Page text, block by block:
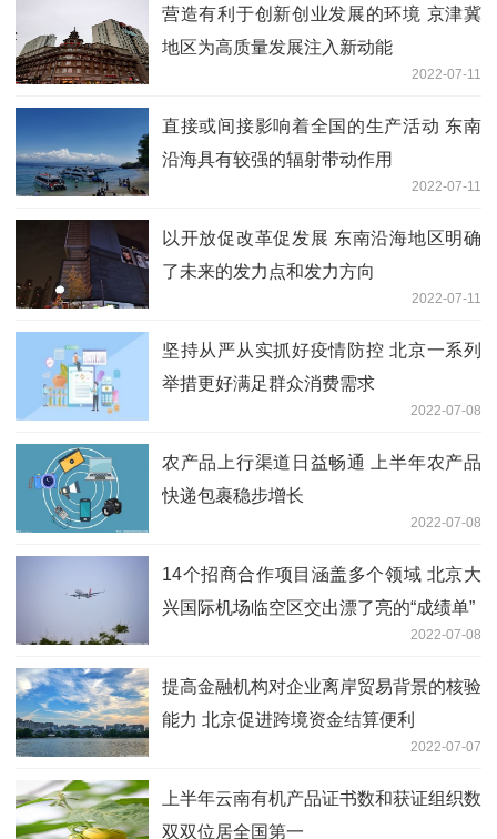
营造有利于创新创业发展的环境 京津冀
地区为高质量发展注入新动能
2022-07-11
直接或间接影响着全国的生产活动 东南
沿海具有较强的辐射带动作用
2022-07-11
以开放促改革促发展 东南沿海地区明确
了未来的发力点和发力方向
2022-07-11
坚持从严从实抓好疫情防控 北京一系列
举措更好满足群众消费需求
2022-07-08
农产品上行渠道日益畅通 上半年农产品
快递包裹稳步增长
2022-07-08
14个招商合作项目涵盖多个领域 北京大
兴国际机场临空区交出漂了亮的“成绩单”
2022-07-08
提高金融机构对企业离岸贸易背景的核验
能力 北京促进跨境资金结算便利
2022-07-07
上半年云南有机产品证书数和获证组织数
双双位居全国第一